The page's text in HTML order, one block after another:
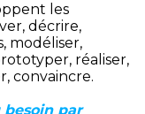
les
décrire,
modéliser,
réaliser,
convaincre.
par